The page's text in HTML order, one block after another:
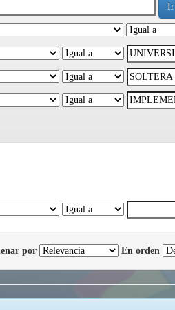
por En orden